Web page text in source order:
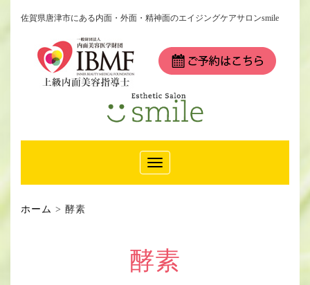
佐賀県唐津市にある内面・外面・精神面のエイジングケアサロンsmile
Toggle
Navigation
ホーム > 酵素
酵素